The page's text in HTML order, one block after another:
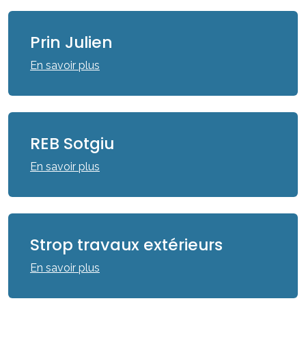
Prin Julien
En savoir plus
REB Sotgiu
En savoir plus
Strop travaux extérieurs
En savoir plus